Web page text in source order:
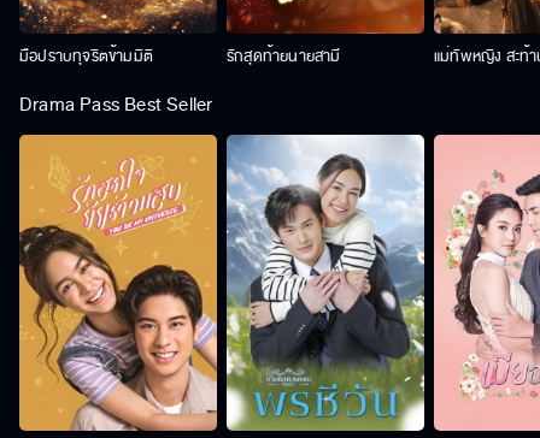
มือปราบทุจริตข้ามมิติ รักสุดท้ายนายสามี แม่ทัพหญิง สะท้
Drama Pass Best Seller